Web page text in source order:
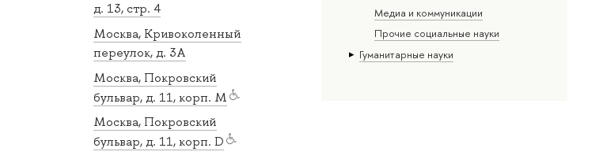
Медиа и коммуникации
Прочие социальные науки
Гуманитарные науки
д. 13, стр. 4
Москва, Кривоколенный
переулок, д. 3А
Москва, Покровский
бульвар, д. 11, корп. M
Москва, Покровский
бульвар, д. 11, корп. D